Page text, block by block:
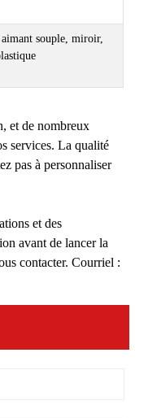
souple, miroir,
et de nombreux
services. La qualité
pas à personnaliser
et des
avant de lancer la
contacter. Courriel :